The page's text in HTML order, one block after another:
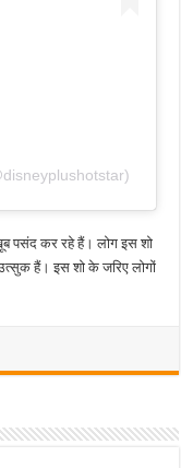
पसंद कर रहे हैं। लोग इस शो
हैं। इस शो के जरिए लोगों